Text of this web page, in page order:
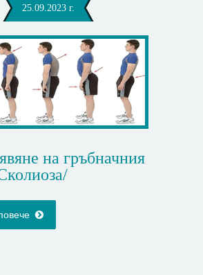
25.09.2023 г.
на гръбначния